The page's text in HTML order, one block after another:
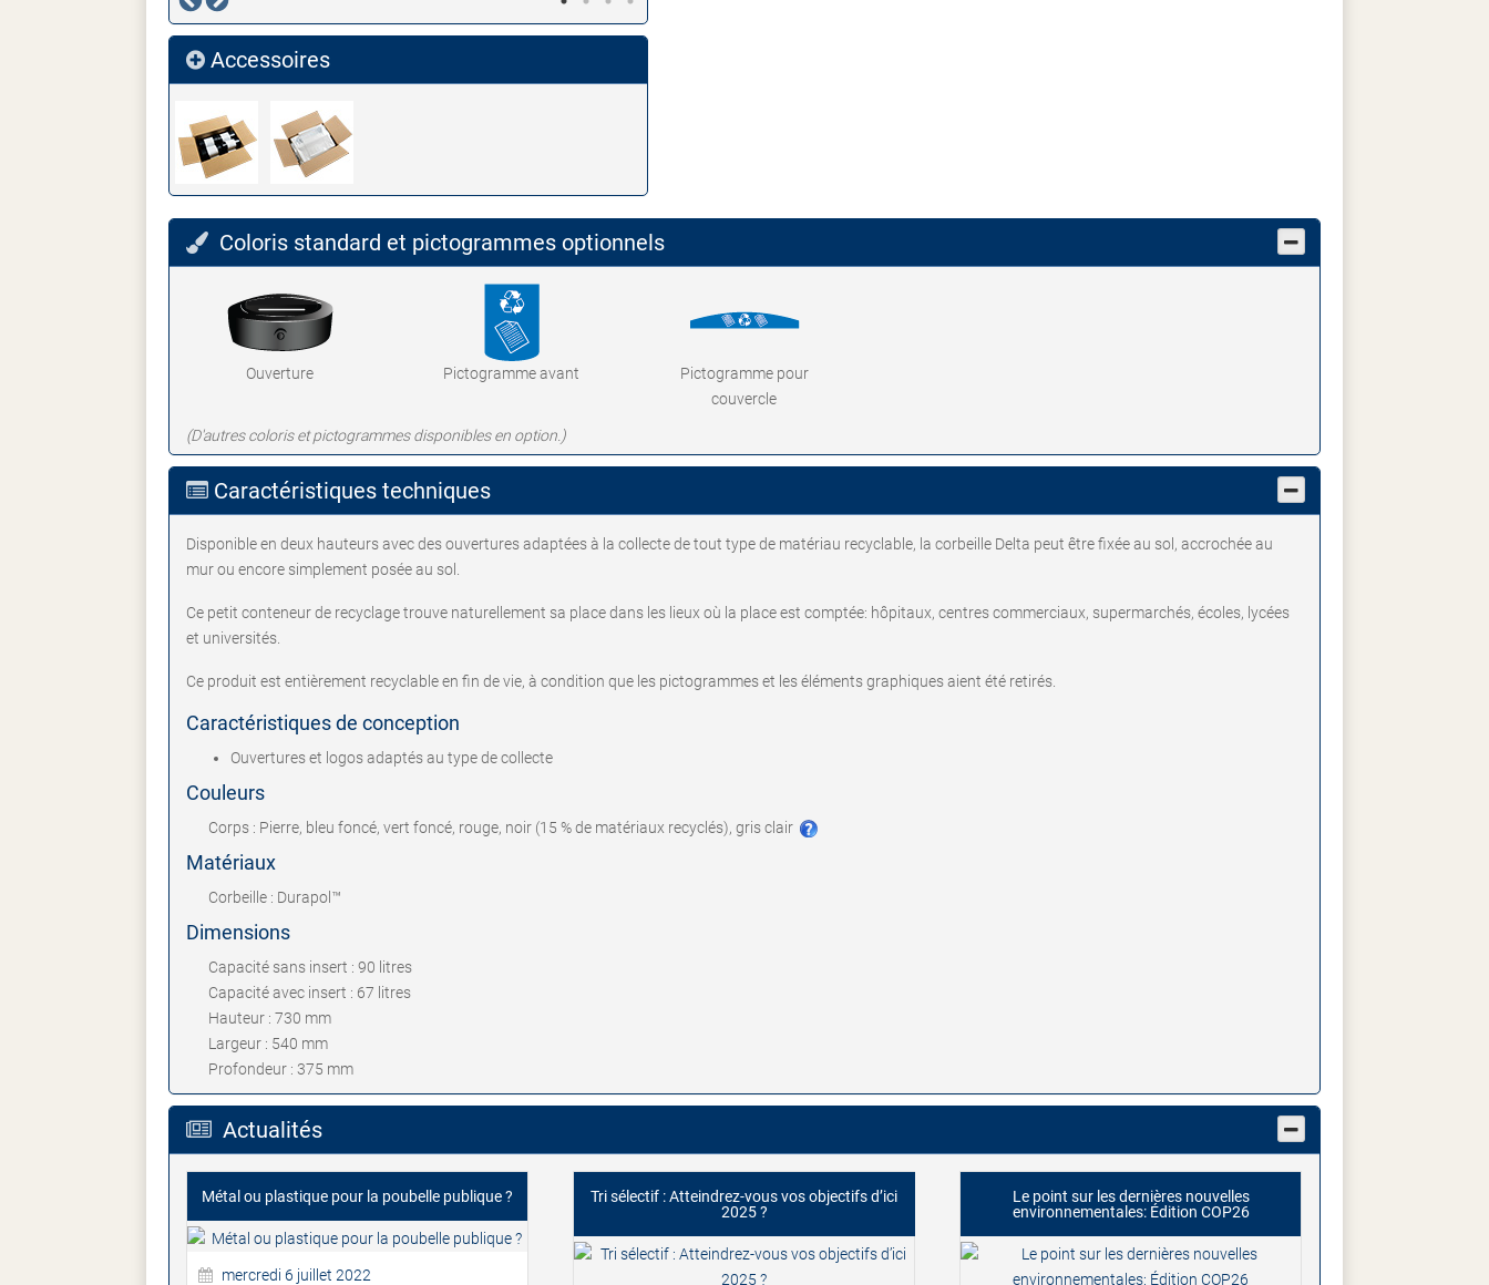
Accessoires
Coloris standard et pictogrammes optionnels
Ouverture Pictogramme avant
Pictogramme pour
couvercle
(D'autres coloris et pictogrammes disponibles en option.)
Caractéristiques techniques
Disponible en deux hauteurs avec des ouvertures adaptées à la collecte de tout type de matériau recyclable, la corbeille Delta peut être fixée au sol, accrochée au
mur ou encore simplement posée au sol.
Ce petit conteneur de recyclage trouve naturellement sa place dans les lieux où la place est comptée: hôpitaux, centres commerciaux, supermarchés, écoles, lycées
et universités.
Ce produit est entièrement recyclable en fin de vie, à condition que les pictogrammes et les éléments graphiques aient été retirés.
Caractéristiques de conception
Ouvertures et logos adaptés au type de collecte
Couleurs
Corps : Pierre, bleu foncé, vert foncé, rouge, noir (15 % de matériaux recyclés), gris clair
Matériaux
Corbeille : Durapol™
Dimensions
Capacité sans insert : 90 litres
Capacité avec insert : 67 litres
Hauteur : 730 mm
Largeur : 540 mm
Profondeur : 375 mm
Actualités
Métal ou plastique pour la poubelle publique ?
mercredi 6 juillet 2022
Tri sélectif : Atteindrez-vous vos objectifs d’ici
2025 ?
Le point sur les dernières nouvelles
environnementales: Édition COP26